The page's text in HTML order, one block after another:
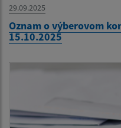
29.09.2025
Oznam o výberovom
15.10.2025